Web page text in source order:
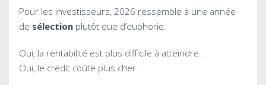
Pour les investisseurs, 2026 ressemble à une année
de sélection plutôt que d’euphorie.
Oui, la rentabilité est plus difficile à atteindre.
Oui, le crédit coûte plus cher.